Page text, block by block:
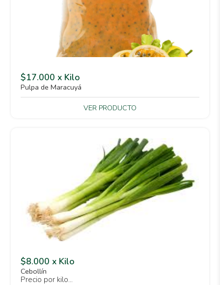
$17.000 x Kilo
Pulpa de Maracuyá
VER PRODUCTO
$8.000 x Kilo
Cebollín
Precio por kilo...